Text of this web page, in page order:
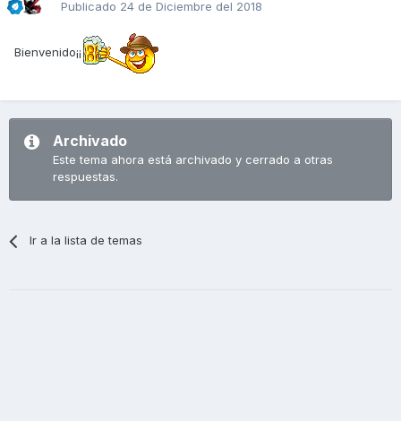
Publicado 24 de Diciembre del 2018
Bienvenido¡¡
Archivado
Este tema ahora está archivado y cerrado a otras
respuestas.
Ir a la lista de temas